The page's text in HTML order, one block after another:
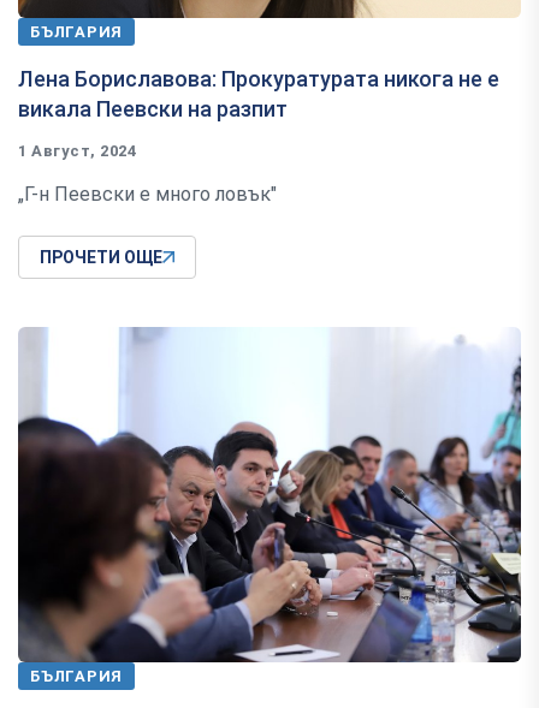
БЪЛГАРИЯ
Лена Бориславова: Прокуратурата никога не е
викала Пеевски на разпит
1 Август, 2024
„Г-н Пеевски е много ловък"
ПРОЧЕТИ ОЩЕ
БЪЛГАРИЯ